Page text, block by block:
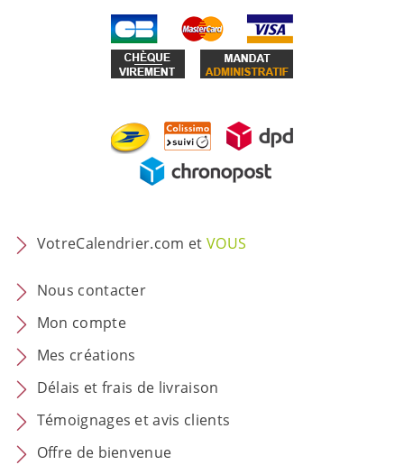
VotreCalendrier.com etVOUS
Nous contacter
Mon compte
Mes créations
Délais et frais de livraison
Témoignages et avis clients
Offre de bienvenue